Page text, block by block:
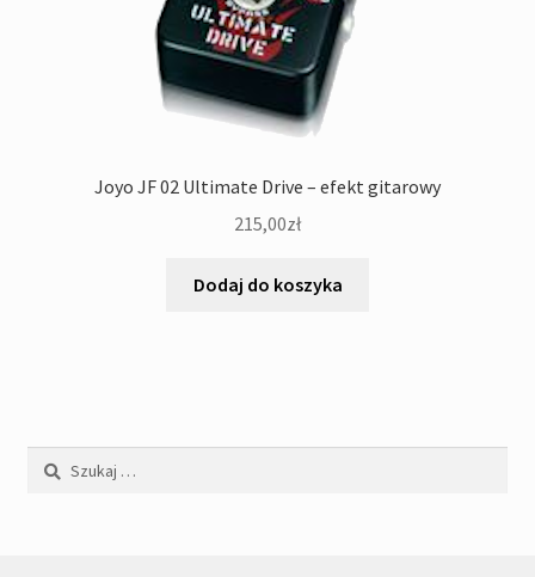
Joyo JF 02 Ultimate Drive – efekt gitarowy
215,00zł
Dodaj do koszyka
Szukaj: